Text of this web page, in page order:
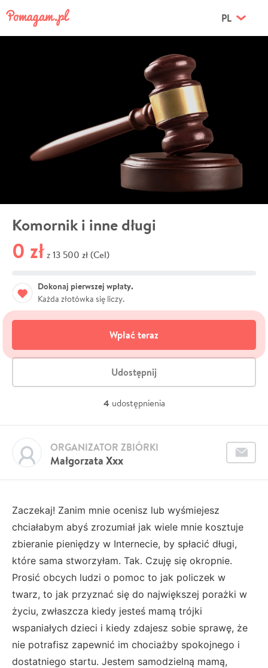
PL
Komornik i inne długi
0 zł z 13 500 zł (Cel)
Dokonaj pierwszej wpłaty.
Każda złotówka się liczy.
Wpłać teraz
Udostępnij
4 udostępnienia
Małgorzata Xxx
ORGANIZATOR ZBIÓRKI
Zaczekaj! Zanim mnie ocenisz lub wyśmiejesz
chciałabym abyś zrozumiał jak wiele mnie kosztuje
zbieranie pieniędzy w Internecie, by spłacić długi,
które sama stworzyłam. Tak. Czuję się okropnie.
Prosić obcych ludzi o pomoc to jak policzek w
twarz, to jak przyznać się do największej porażki w
życiu, zwłaszcza kiedy jesteś mamą trójki
wspaniałych dzieci i kiedy zdajesz sobie sprawę, że
nie potrafisz zapewnić im chociażby spokojnego i
dostatniego startu. Jestem samodzielną mamą,